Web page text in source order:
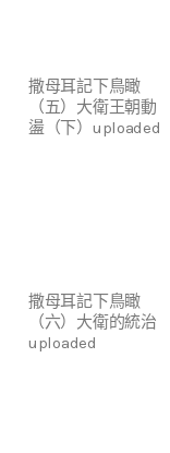
撒母耳記下鳥瞰
（五）大衛王朝動
盪（下）uploaded
撒母耳記下鳥瞰
（六）大衛的統治
uploaded